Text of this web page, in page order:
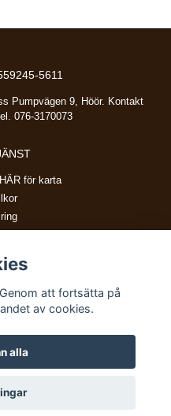
5611
Pumpvägen 9, Höör. Kontakt
076-3170073
för karta
att fortsätta på
av cookies.
alla